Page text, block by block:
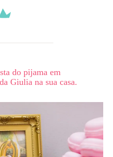
do pijama em
Giulia na sua casa.